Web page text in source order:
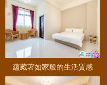
蘊藏著如家般的生活質感